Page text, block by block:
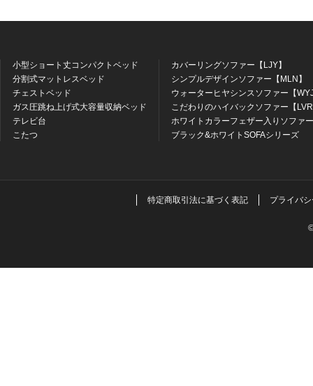
小型ショート丈コンパクトベッド
分割式マットレスベッド
チェストベッド
ガス圧跳ね上げ式大容量収納ベッド
テレビ台
こたつ
カバーリングソファー【LJY】
シンプルデザインソファー【MLN】
ウォーターヒヤシンスソファー【
こだわりのハイバックソファー【
ホワイトカラーフェザー入りソファ
ブラック&ホワイトSOFAシリーズ
特定商取引法に基づく表記 プライバ